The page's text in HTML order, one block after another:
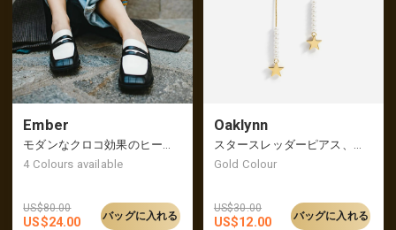
Ember
モダンなクロコ効果のヒールローファー、バックは潰して履くことも可能
4 Colours available
US$80.00
US$24.00 バッグに入れる
Oaklynn
スタースレッダーピアス、チャーミングなムーブメント
Gold Colour
US$30.00
US$12.00 バッグに入れる